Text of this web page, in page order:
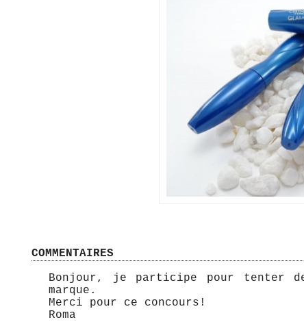
COMMENTAIRES
Bonjour, je participe pour tenter de
marque.
Merci pour ce concours!
Roma